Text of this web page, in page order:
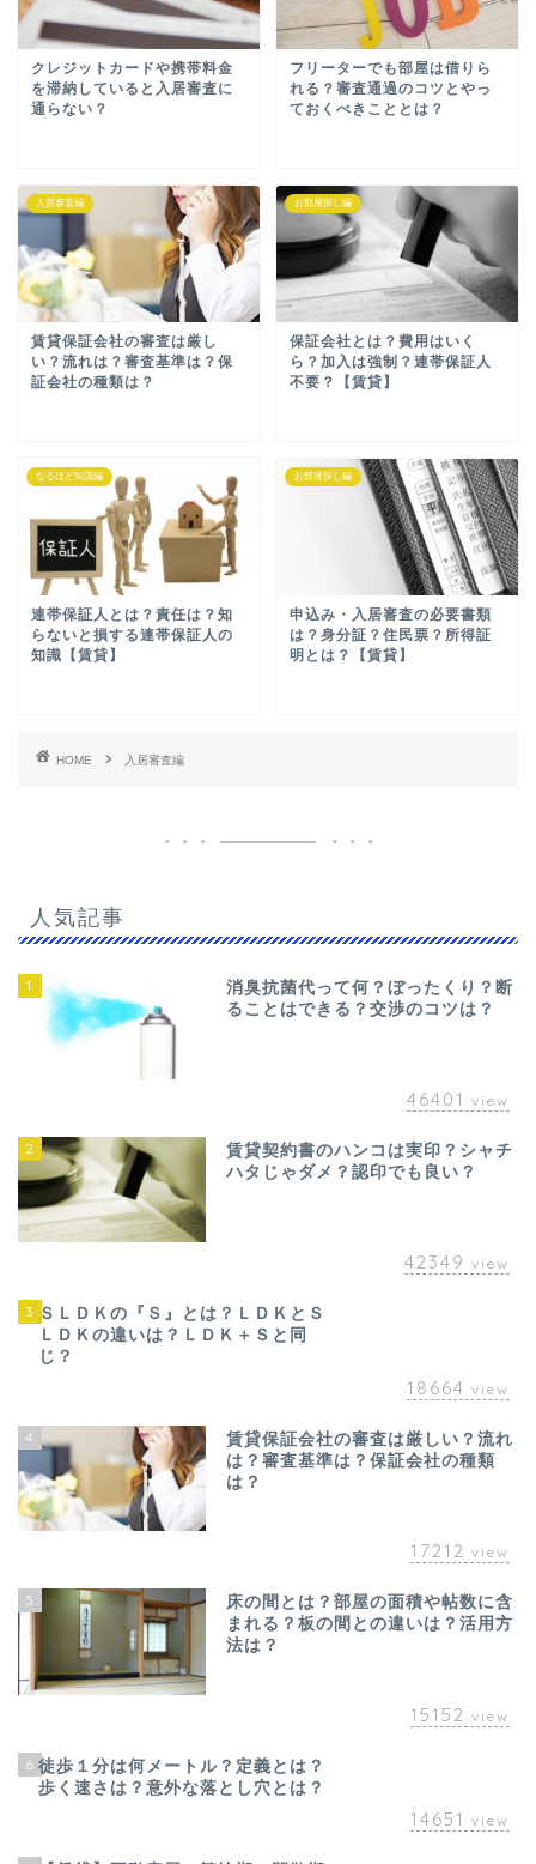
クレジットカードや携帯料金
を滞納していると入居審査に
通らない？
フリーターでも部屋は借りら
れる？審査通過のコツとやっ
ておくべきこととは？
入居審査編
賃貸保証会社の審査は厳し
い？流れは？審査基準は？保
証会社の種類は？
お部屋探し編
保証会社とは？費用はいく
ら？加入は強制？連帯保証人
不要？【賃貸】
なるほど知識編
連帯保証人とは？責任は？知
らないと損する連帯保証人の
知識【賃貸】
お部屋探し編
申込み・入居審査の必要書類
は？身分証？住民票？所得証
明とは？【賃貸】
HOME 入居審査編
人気記事
1
消臭抗菌代って何？ぼったくり？断
ることはできる？交渉のコツは？
46401 view
2
賃貸契約書のハンコは実印？シャチ
ハタじゃダメ？認印でも良い？
42349 view
3 ＳＬＤＫの『Ｓ』とは？ＬＤＫとＳ
ＬＤＫの違いは？ＬＤＫ＋Ｓと同
じ？
18664 view
4
賃貸保証会社の審査は厳しい？流れ
は？審査基準は？保証会社の種類
は？
17212 view
5
床の間とは？部屋の面積や帖数に含
まれる？板の間との違いは？活用方
法は？
15152 view
6 徒歩１分は何メートル？定義とは？
歩く速さは？意外な落とし穴とは？
14651 view